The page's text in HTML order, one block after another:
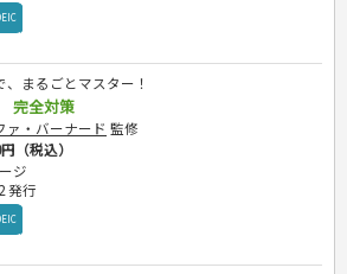
、まるごとマスター！
完全対策
ァ・バーナード 監修
（税込）
ジ
発行